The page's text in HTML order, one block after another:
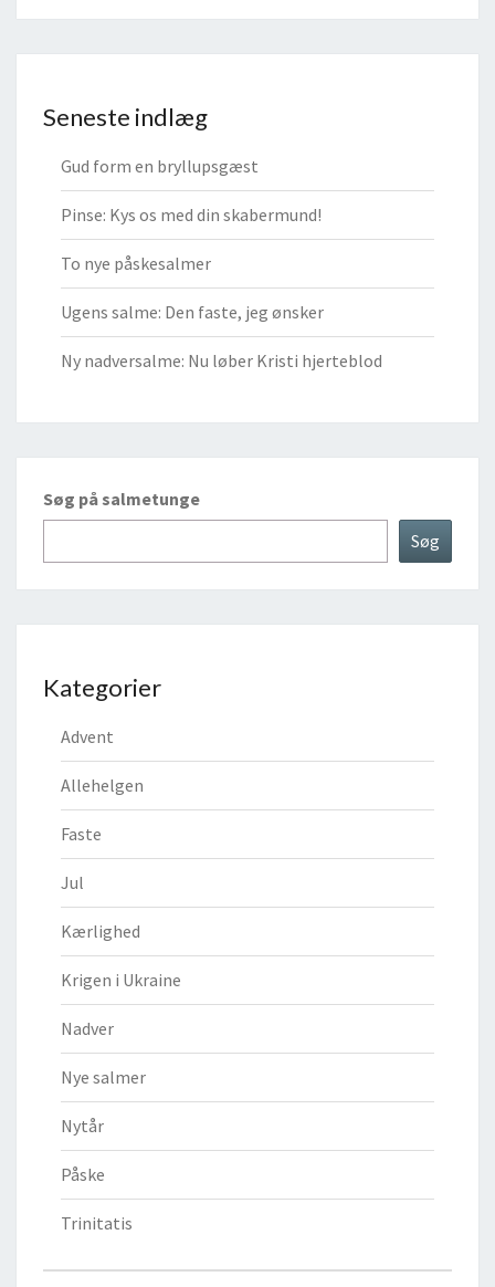
Seneste indlæg
Gud form en bryllupsgæst
Pinse: Kys os med din skabermund!
To nye påskesalmer
Ugens salme: Den faste, jeg ønsker
Ny nadversalme: Nu løber Kristi hjerteblod
Søg på salmetunge
Søg
Kategorier
Advent
Allehelgen
Faste
Jul
Kærlighed
Krigen i Ukraine
Nadver
Nye salmer
Nytår
Påske
Trinitatis